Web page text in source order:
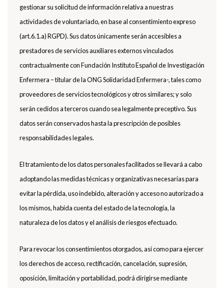
gestionar su solicitud de información relativa a nuestras
actividades de voluntariado, en base al consentimiento expreso
(art.6.1.a) RGPD). Sus datos únicamente serán accesibles a
prestadores de servicios auxiliares externos vinculados
contractualmente con Fundación Instituto Español de Investigación
Enfermera – titular de la ONG Solidaridad Enfermera-, tales como
proveedores de servicios tecnológicos y otros similares; y solo
serán cedidos a terceros cuando sea legalmente preceptivo. Sus
datos serán conservados hasta la prescripción de posibles
responsabilidades legales.
El tratamiento de los datos personales facilitados se llevará a cabo
adoptando las medidas técnicas y organizativas necesarias para
evitar la pérdida, uso indebido, alteración y acceso no autorizado a
los mismos, habida cuenta del estado de la tecnología, la
naturaleza de los datos y el análisis de riesgos efectuado.
Para revocar los consentimientos otorgados, así como para ejercer
los derechos de acceso, rectificación, cancelación, supresión,
oposición, limitación y portabilidad, podrá dirigirse mediante